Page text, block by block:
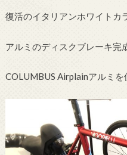
復活のイタリアンホワイトカ
アルミのディスクブレーキ完
COLUMBUS Airplainアルミを